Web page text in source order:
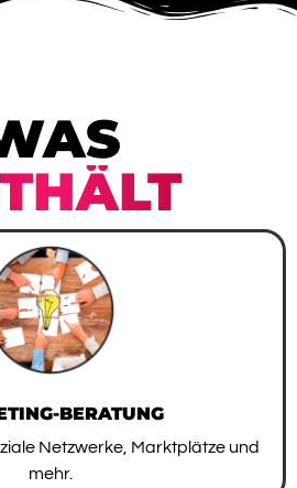
BERATUNG
Netzwerke, Marktplätze und
mehr.